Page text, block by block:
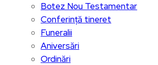
Botez Nou Testamentar
Conferință tineret
Funeralii
Aniversări
Ordinări